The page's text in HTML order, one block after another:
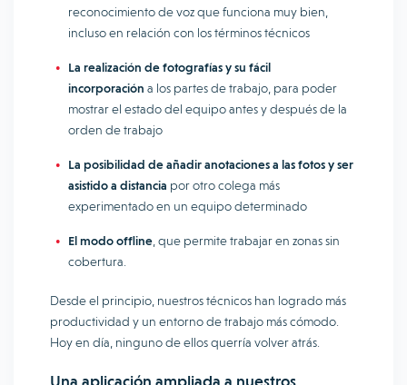
reconocimiento de voz que funciona muy bien,
incluso en relación con los términos técnicos
La realización de fotografías y su fácil
incorporación a los partes de trabajo, para poder
mostrar el estado del equipo antes y después de la
orden de trabajo
La posibilidad de añadir anotaciones a las fotos y ser
asistido a distancia por otro colega más
experimentado en un equipo determinado
El modo offline , que permite trabajar en zonas sin
cobertura.
Desde el principio, nuestros técnicos han logrado más
productividad y un entorno de trabajo más cómodo.
Hoy en día, ninguno de ellos querría volver atrás.
Una aplicación ampliada a nuestros